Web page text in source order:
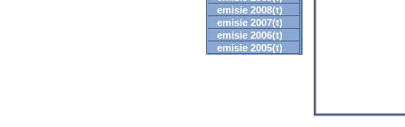
emisie 2008(t)
emisie 2007(t)
emisie 2006(t)
emisie 2005(t)